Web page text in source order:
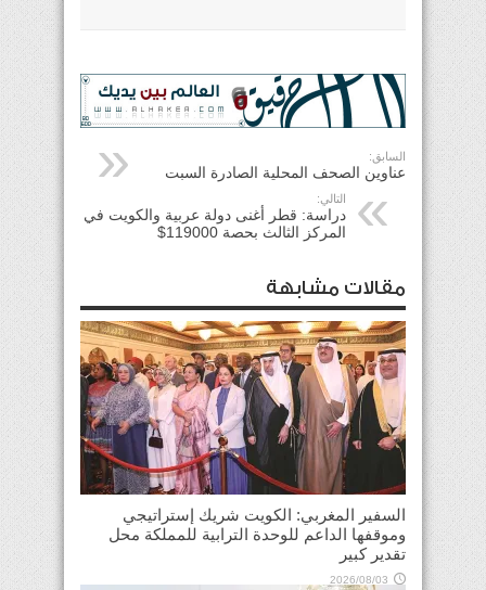
السابق:
عناوين الصحف المحلية الصادرة السبت
التالي:
دراسة: قطر أغنى دولة عربية والكويت في
المركز الثالث بحصة 119000$
مقالات مشابهة
السفير المغربي: الكويت شريك إستراتيجي
وموقفها الداعم للوحدة الترابية للمملكة محل
تقدير كبير
2026/08/03